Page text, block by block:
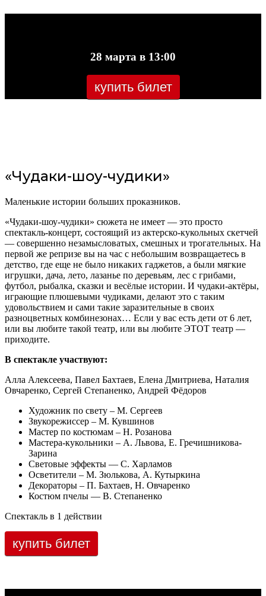
28 марта в 13:00
купить билет
«Чудаки-шоу-чудики»
Маленькие истории больших проказников.
«Чудаки-шоу-чудики» сюжета не имеет — это просто
спектакль-концерт, состоящий из актерско-кукольных скетчей
— совершенно незамысловатых, смешных и трогательных. На
первой же репризе вы на час с небольшим возвращаетесь в
детство, где еще не было никаких гаджетов, а были мягкие
игрушки, дача, лето, лазанье по деревьям, лес с грибами,
футбол, рыбалка, сказки и весёлые истории. И чудаки-актёры,
играющие плюшевыми чудиками, делают это с таким
удовольствием и сами такие заразительные в своих
разноцветных комбинезонах… Если у вас есть дети от 6 лет,
или вы любите такой театр, или вы любите ЭТОТ театр —
приходите.
В спектакле участвуют:
Алла Алексеева, Павел Бахтаев, Елена Дмитриева, Наталия
Овчаренко, Сергей Степаненко, Андрей Фёдоров
Художник по свету – М. Сергеев
Звукорежиссер – М. Кувшинов
Мастер по костюмам – Н. Розанова
Мастера-кукольники – А. Львова, Е. Гречишникова-
Зарина
Световые эффекты — С. Харламов
Осветители – М. Зюлькова, А. Кутыркина
Декораторы – П. Бахтаев, Н. Овчаренко
Костюм пчелы — В. Степаненко
Спектакль в 1 действии
купить билет